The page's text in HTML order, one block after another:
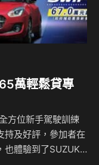
萬輕鬆貸專
方位新手駕駛訓練
持及好評，參加者在
也體驗到了SUZUKI